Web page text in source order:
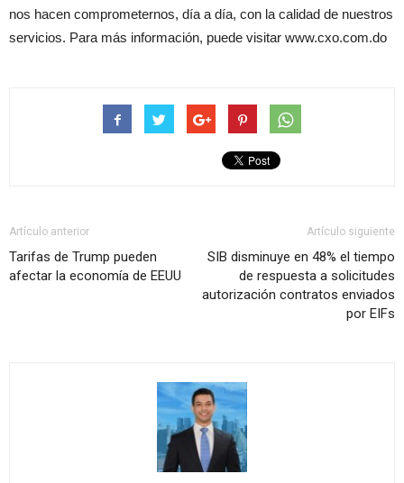
nos hacen comprometernos, día a día, con la calidad de nuestros
servicios. Para más información, puede visitar www.cxo.com.do
Artículo anterior
Tarifas de Trump pueden
afectar la economía de EEUU
Artículo siguiente
SIB disminuye en 48% el tiempo
de respuesta a solicitudes
autorización contratos enviados
por EIFs